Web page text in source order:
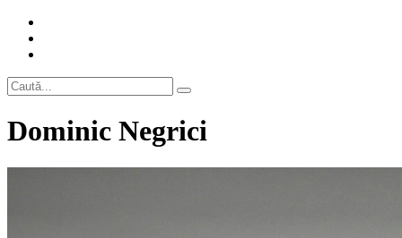
Dominic Negrici